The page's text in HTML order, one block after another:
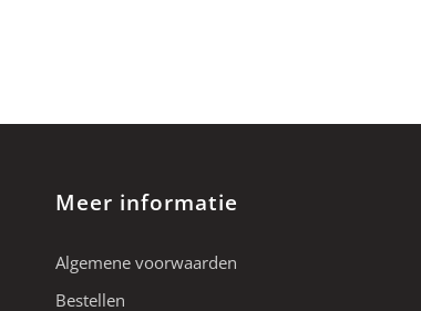
Meer informatie
Algemene voorwaarden
Bestellen